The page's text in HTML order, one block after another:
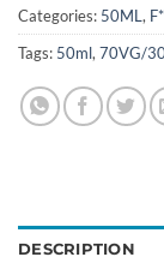
Categories: 50ML ,
Tags: 50ml, 70VG/
DESCRIPTION